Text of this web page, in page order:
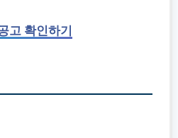
고 확인하기